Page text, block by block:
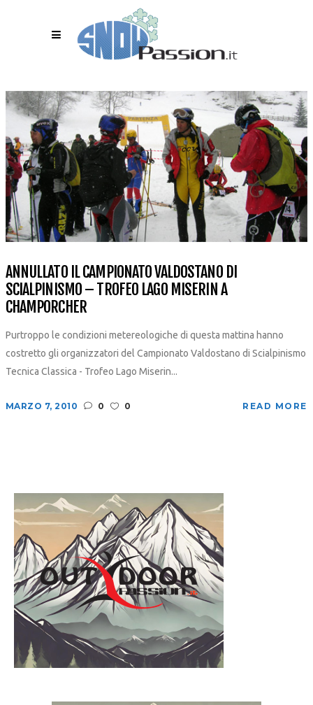
ANNULLATO IL CAMPIONATO VALDOSTANO DI
SCIALPINISMO – TROFEO LAGO MISERIN A
CHAMPORCHER
Purtroppo le condizioni metereologiche di questa mattina hanno
costretto gli organizzatori del Campionato Valdostano di Scialpinismo
Tecnica Classica - Trofeo Lago Miserin...
MARZO 7, 2010 0 0 READ MORE